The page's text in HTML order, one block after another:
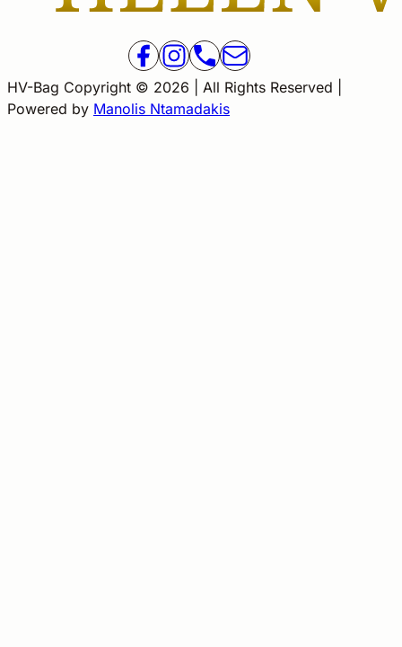
HV-Bag Copyright © 2026 | All Rights Reserved |
Powered by Manolis Ntamadakis